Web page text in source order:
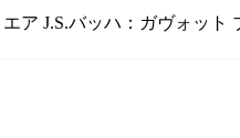
ア J.S.バッハ：ガヴォット